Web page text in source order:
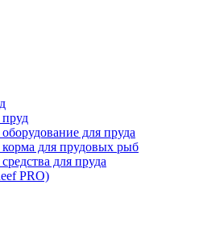
пруд
оборудование для пруда
корма для прудовых рыб
для пруда
PRO)